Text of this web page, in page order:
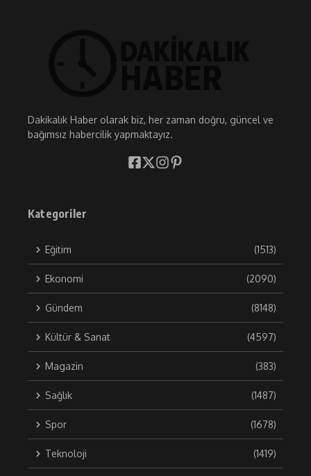
Dakikalık Haber olarak biz, her zaman doğru, güncel ve
bağımsız habercilik yapmaktayız.
Kategoriler
Eğitim (1513)
Ekonomi (2090)
Gündem (8148)
Kültür & Sanat (4597)
Magazin (383)
Sağlık (1487)
Spor (1678)
Teknoloji (1419)